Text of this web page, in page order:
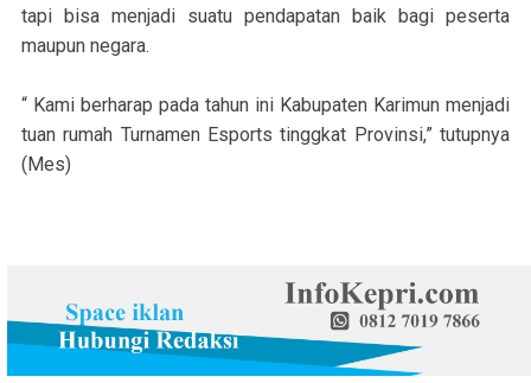
tapi bisa menjadi suatu pendapatan baik bagi peserta
maupun negara.
“ Kami berharap pada tahun ini Kabupaten Karimun menjadi
tuan rumah Turnamen Esports tinggkat Provinsi,” tutupnya
(Mes)